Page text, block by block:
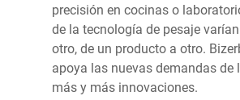
precisión en cocinas o
de la tecnología de pesaje
otro, de un producto a otro.
apoya las nuevas demandas de
más y más innovaciones.